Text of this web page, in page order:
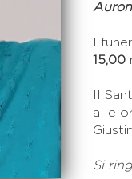
I
15,00
Il
alle
Si